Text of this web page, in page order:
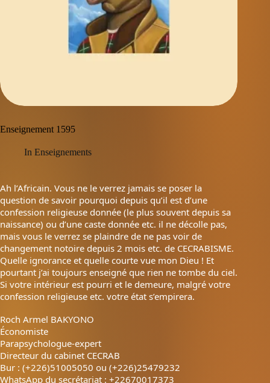
Enseignement 1595
In Enseignements
Ah l’Africain. Vous ne le verrez jamais se poser la
question de savoir pourquoi depuis qu’il est d’une
confession religieuse donnée (le plus souvent depuis sa
naissance) ou d’une caste donnée etc. il ne décolle pas,
mais vous le verrez se plaindre de ne pas voir de
changement notoire depuis 2 mois etc. de CECRABISME.
Quelle ignorance et quelle courte vue mon Dieu ! Et
pourtant j’ai toujours enseigné que rien ne tombe du ciel.
Si votre intérieur est pourri et le demeure, malgré votre
confession religieuse etc. votre état s’empirera.
Roch Armel BAKYONO
Économiste
Parapsychologue-expert
Directeur du cabinet CECRAB
Bur : (+226)51005050 ou (+226)25479232
WhatsApp du secrétariat : +22670017373